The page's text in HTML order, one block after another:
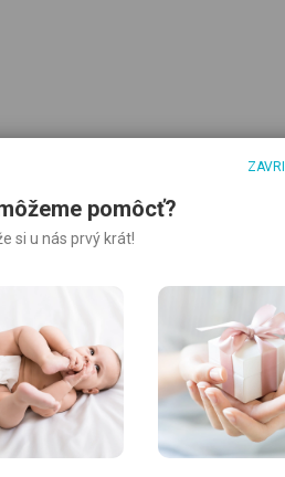
pomôcť?
si u nás prvý krát!